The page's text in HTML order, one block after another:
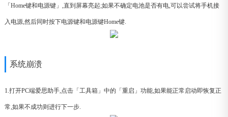
「Home键和电源键」,直到屏幕亮起;如果不确定电池是否有电,可以尝试将手机接
入电源,然后同时按下电源键和电源键Home键.
系统崩溃
1.打开PC端爱思助手,点击「工具箱」中的「重启」功能,如果能正常启动即恢复正
常,如果不成功则进行下一步.